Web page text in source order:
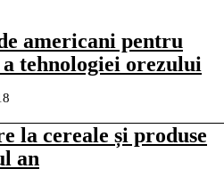
americani pentru
tehnologiei orezului
la cereale și produse
an